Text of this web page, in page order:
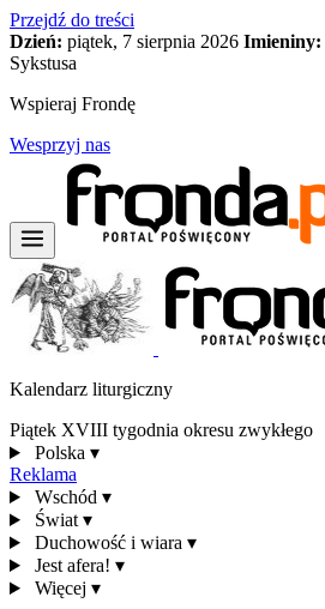
Przejdź do treści
Dzień: piątek, 7 sierpnia 2026 Imieniny:
Sykstusa
Wspieraj Frondę
Wesprzyj nas
Kalendarz liturgiczny
Piątek XVIII tygodnia okresu zwykłego
Polska ▾
Reklama
Wschód ▾
Świat ▾
Duchowość i wiara ▾
Jest afera! ▾
Więcej ▾